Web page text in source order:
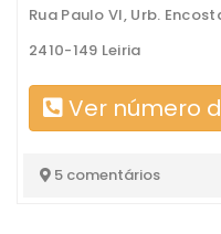
Rua Paulo VI, Urb.
2410-149 Leiria
Ver número
5 comentários